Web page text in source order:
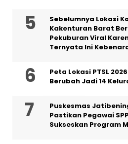
Sebelumnya Lokasi
Kakenturan Barat
Pekuburan Viral
Ternyata Ini
Peta Lokasi PTSL
Berubah Jadi 14
Puskesmas
Pastikan Pegawai
Sukseskan Program